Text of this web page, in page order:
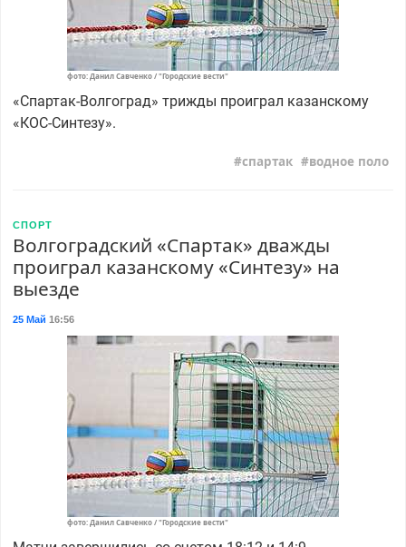
фото: Данил Савченко / "Городские вести"
«Спартак-Волгоград» трижды проиграл казанскому
«КОС-Синтезу».
спартак водное поло
СПОРТ
Волгоградский «Спартак» дважды
проиграл казанскому «Синтезу» на
выезде
25 Май 16:56
фото: Данил Савченко / "Городские вести"